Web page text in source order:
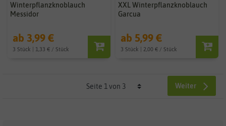
Winterpflanzknoblauch
Messidor
ab 3,99 €
3 Stück | 1,33 € / Stück
XXL Winterpflanzknoblauch
Garcua
ab 5,99 €
3 Stück | 2,00 € / Stück
Weiter